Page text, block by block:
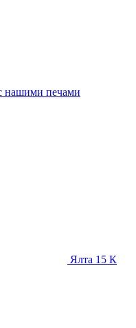
нашими печами
Ялта 15 К